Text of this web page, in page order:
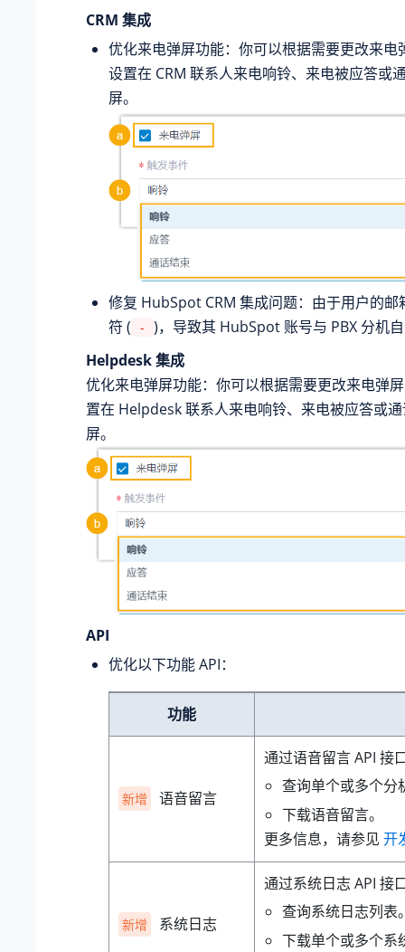
CRM 集成
优化来电弹屏功能：你可以根据需要更改来电
设置在 CRM 联系人来电响铃、来电被应答或
屏。
修复 HubSpot CRM 集成问题：由于用户的邮
符 ( - )，导致其 HubSpot 账号与 PBX 分机
Helpdesk 集成
优化来电弹屏功能：你可以根据需要更改来电弹
置在 Helpdesk 联系人来电响铃、来电被应答或
屏。
API
优化以下功能 API：
功能
新增 语音留言
通过语音留言 API 接
查询单个或多个分
下载语音留言。
更多信息，请参见 开
新增 系统日志
通过系统日志 API 接
查询系统日志列表
下载单个或多个系